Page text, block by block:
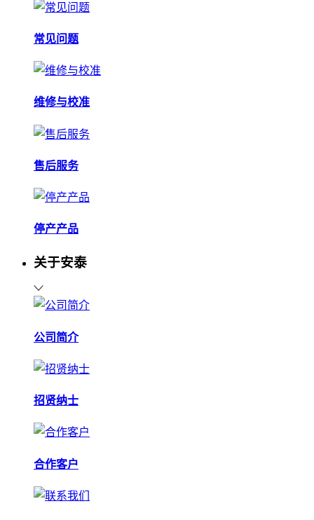
常见问题
维修与校准
售后服务
停产产品
关于安泰
公司简介
招贤纳士
合作客户